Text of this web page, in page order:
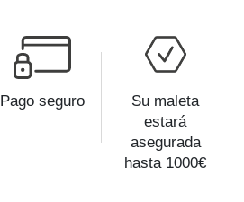
Pago seguro
Su maleta
estará
asegurada
hasta 1000€